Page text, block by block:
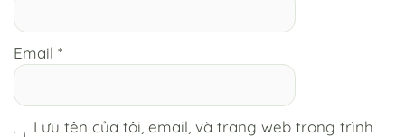
Email *
Lưu tên của tôi, email, và trang web trong trình